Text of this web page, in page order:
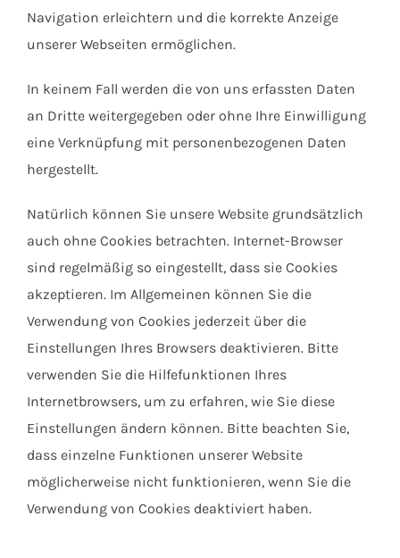
Navigation erleichtern und die korrekte Anzeige
unserer Webseiten ermöglichen.
In keinem Fall werden die von uns erfassten Daten
an Dritte weitergegeben oder ohne Ihre Einwilligung
eine Verknüpfung mit personenbezogenen Daten
hergestellt.
Natürlich können Sie unsere Website grundsätzlich
auch ohne Cookies betrachten. Internet-Browser
sind regelmäßig so eingestellt, dass sie Cookies
akzeptieren. Im Allgemeinen können Sie die
Verwendung von Cookies jederzeit über die
Einstellungen Ihres Browsers deaktivieren. Bitte
verwenden Sie die Hilfefunktionen Ihres
Internetbrowsers, um zu erfahren, wie Sie diese
Einstellungen ändern können. Bitte beachten Sie,
dass einzelne Funktionen unserer Website
möglicherweise nicht funktionieren, wenn Sie die
Verwendung von Cookies deaktiviert haben.